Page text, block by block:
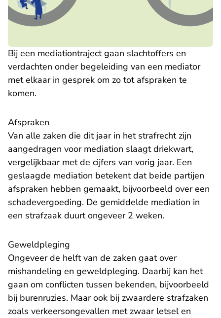
Bij een mediationtraject gaan slachtoffers en
verdachten onder begeleiding van een mediator
met elkaar in gesprek om zo tot afspraken te
komen.
Afspraken
Van alle zaken die dit jaar in het strafrecht zijn
aangedragen voor mediation slaagt driekwart,
vergelijkbaar met de cijfers van vorig jaar. Een
geslaagde mediation betekent dat beide partijen
afspraken hebben gemaakt, bijvoorbeeld over een
schadevergoeding. De gemiddelde mediation in
een strafzaak duurt ongeveer 2 weken.
Geweldpleging
Ongeveer de helft van de zaken gaat over
mishandeling en geweldpleging. Daarbij kan het
gaan om conflicten tussen bekenden, bijvoorbeeld
bij burenruzies. Maar ook bij zwaardere strafzaken
zoals verkeersongevallen met zwaar letsel en